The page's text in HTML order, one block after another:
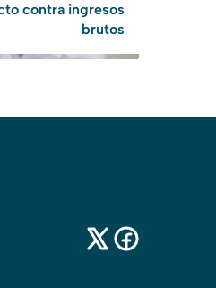
contra ingresos
brutos